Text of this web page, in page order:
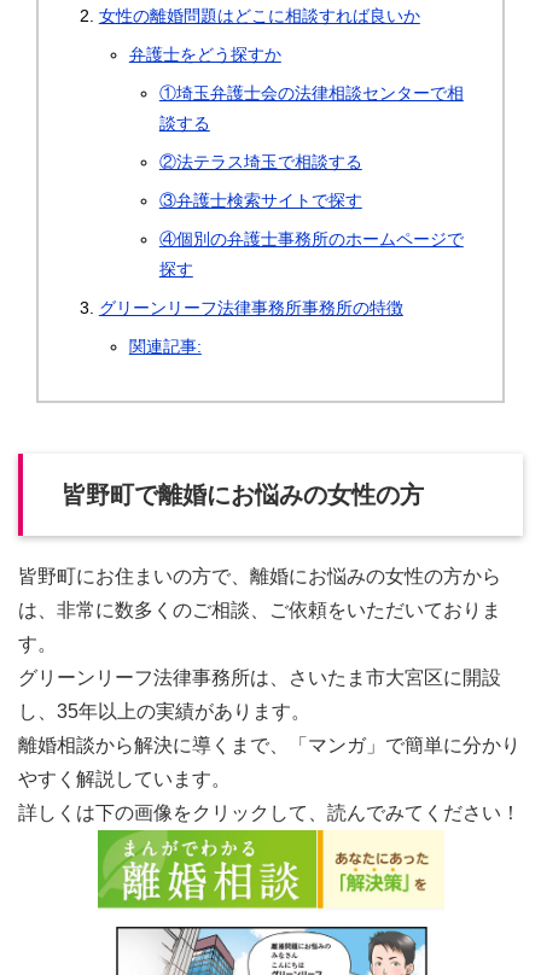
女性の離婚問題はどこに相談すれば良いか
弁護士をどう探すか
①埼玉弁護士会の法律相談センターで相
談する
②法テラス埼玉で相談する
③弁護士検索サイトで探す
④個別の弁護士事務所のホームページで
探す
グリーンリーフ法律事務所事務所の特徴
関連記事:
皆野町で離婚にお悩みの女性の方
皆野町にお住まいの方で、離婚にお悩みの女性の方から
は、非常に数多くのご相談、ご依頼をいただいておりま
す。
グリーンリーフ法律事務所は、さいたま市大宮区に開設
し、35年以上の実績があります。
離婚相談から解決に導くまで、「マンガ」で簡単に分かり
やすく解説しています。
詳しくは下の画像をクリックして、読んでみてください！